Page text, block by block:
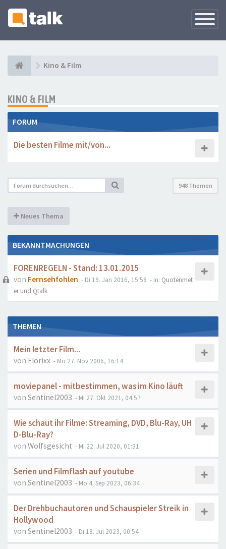
Kino & Film
KINO & FILM
FORUM
Die besten Filme mit/von...
948 Themen
Neues Thema
BEKANNTMACHUNGEN
FORENREGELN - Stand: 13.01.2015
von Fernsehfohlen - Di 19. Jan 2016, 15:58 - in: Quotenmet
er und Qtalk
THEMEN
Mein letzter Film...
von Florixx - Mo 27. Nov 2006, 16:14
moviepanel - mitbestimmen, was im Kino läuft
von Sentinel2003 - Mi 27. Okt 2021, 04:57
Wie schaut ihr Filme: Streaming, DVD, Blu-Ray, UH
D-Blu-Ray?
von Wolfsgesicht - Mi 22. Jul 2020, 01:31
Serien und Filmflash auf youtube
von Sentinel2003 - Mo 4. Sep 2023, 06:34
Der Drehbuchautoren und Schauspieler Streik in
Hollywood
von Sentinel2003 - Di 18. Jul 2023, 00:54